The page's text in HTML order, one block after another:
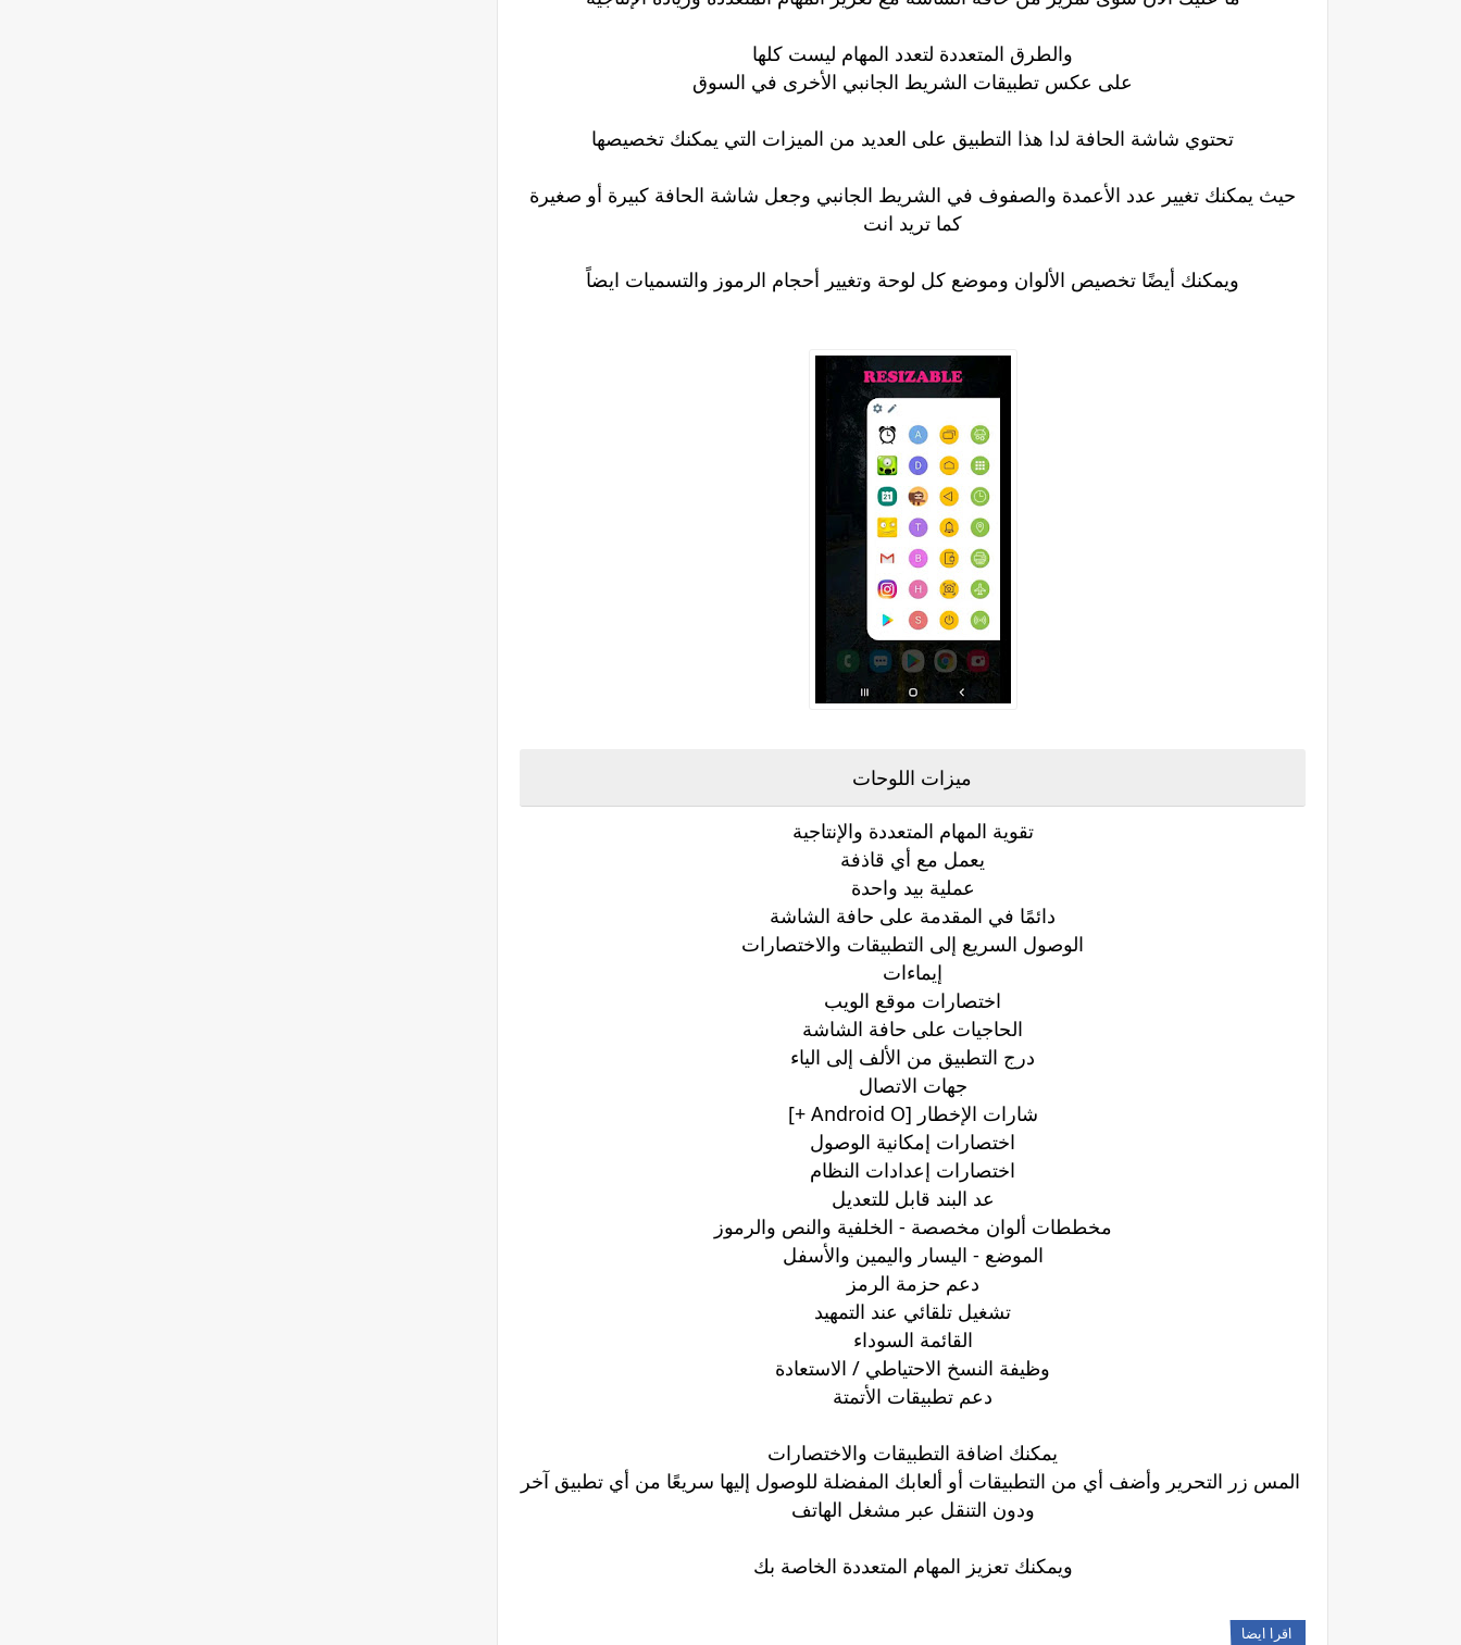
والطرق المتعددة لتعدد المهام ليست كلها
على عكس تطبيقات الشريط الجانبي الأخرى في السوق
تحتوي شاشة الحافة لدا هذا التطبيق على العديد من الميزات التي يمكنك تخصيصها
حيث يمكنك تغيير عدد الأعمدة والصفوف في الشريط الجانبي وجعل شاشة الحافة كبيرة أو صغيرة
كما تريد انت
ويمكنك أيضًا تخصيص الألوان وموضع كل لوحة وتغيير أحجام الرموز والتسميات ايضاً
ميزات اللوحات
تقوية المهام المتعددة والإنتاجية
يعمل مع أي قاذفة
عملية بيد واحدة
دائمًا في المقدمة على حافة الشاشة
الوصول السريع إلى التطبيقات والاختصارات
إيماءات
اختصارات موقع الويب
الحاجيات على حافة الشاشة
درج التطبيق من الألف إلى الياء
جهات الاتصال
شارات الإخطار [Android O +]
اختصارات إمكانية الوصول
اختصارات إعدادات النظام
عد البند قابل للتعديل
مخططات ألوان مخصصة - الخلفية والنص والرموز
الموضع - اليسار واليمين والأسفل
دعم حزمة الرمز
تشغيل تلقائي عند التمهيد
القائمة السوداء
وظيفة النسخ الاحتياطي / الاستعادة
دعم تطبيقات الأتمتة
يمكنك اضافة التطبيقات والاختصارات
المس زر التحرير وأضف أي من التطبيقات أو ألعابك المفضلة للوصول إليها سريعًا من أي تطبيق آخر
ودون التنقل عبر مشغل الهاتف
ويمكنك تعزيز المهام المتعددة الخاصة بك
اقرا ايضا